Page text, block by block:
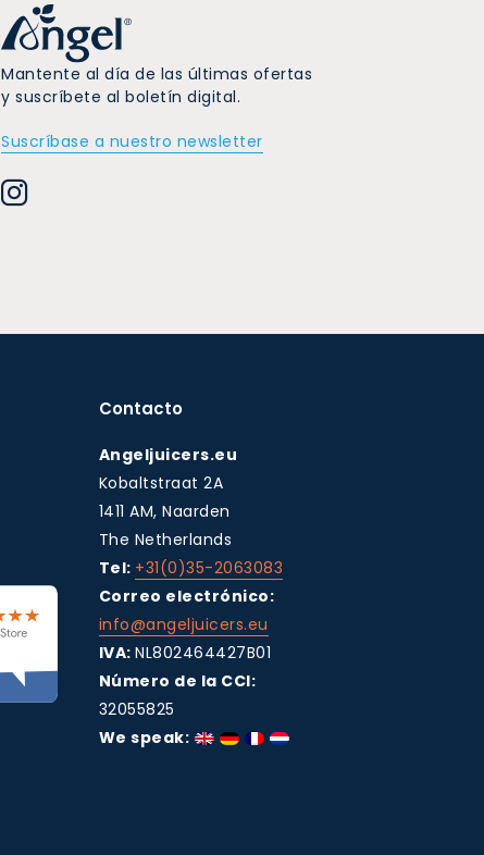
Mantente al día de las últimas ofertas
y suscríbete al boletín digital.
Suscríbase a nuestro newsletter
Contacto
Angeljuicers.eu
Kobaltstraat 2A
1411 AM, Naarden
The Netherlands
Tel: +31(0)35-2063083
Correo electrónico:
info@angeljuicers.eu
IVA: NL802464427B01
Número de la CCI:
32055825
We speak: